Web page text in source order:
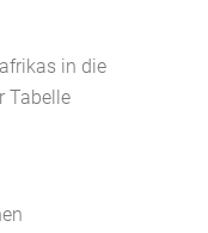
in die
Tabelle